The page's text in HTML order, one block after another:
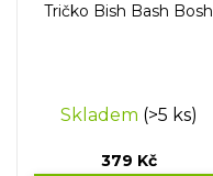
Tričko Bish Bash Bosh
Skladem (>5 ks)
379 Kč